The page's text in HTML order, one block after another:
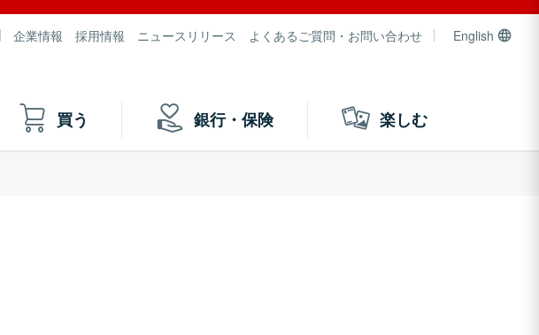
企業情報 採用情報 ニュースリリース よくあるご質問・お問い合わせ English
買う 銀行・保険 楽しむ